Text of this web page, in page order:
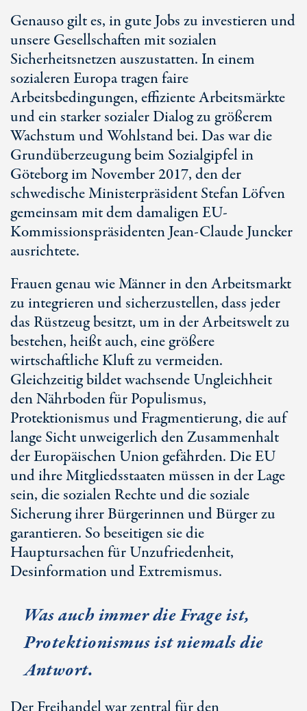
Genauso gilt es, in gute Jobs zu investieren und
unsere Gesellschaften mit sozialen
Sicherheitsnetzen auszustatten. In einem
sozialeren Europa tragen faire
Arbeitsbedingungen, effiziente Arbeitsmärkte
und ein starker sozialer Dialog zu größerem
Wachstum und Wohlstand bei. Das war die
Grundüberzeugung beim Sozialgipfel in
Göteborg im November 2017, den der
schwedische Ministerpräsident Stefan Löfven
gemeinsam mit dem damaligen EU-
Kommissionspräsidenten Jean-Claude Juncker
ausrichtete.
Frauen genau wie Männer in den Arbeitsmarkt
zu integrieren und sicherzustellen, dass jeder
das Rüstzeug besitzt, um in der Arbeitswelt zu
bestehen, heißt auch, eine größere
wirtschaftliche Kluft zu vermeiden.
Gleichzeitig bildet wachsende Ungleichheit
den Nährboden für Populismus,
Protektionismus und Fragmentierung, die auf
lange Sicht unweigerlich den Zusammenhalt
der Europäischen Union gefährden. Die EU
und ihre Mitgliedsstaaten müssen in der Lage
sein, die sozialen Rechte und die soziale
Sicherung ihrer Bürgerinnen und Bürger zu
garantieren. So beseitigen sie die
Hauptursachen für Unzufriedenheit,
Desinformation und Extremismus.
Was auch immer die Frage ist,
Protektionismus ist niemals die
Antwort.